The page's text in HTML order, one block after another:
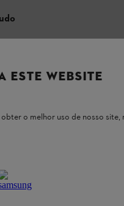
no produto podem - com
ESTE WEBSITE
o melhor uso de nosso site,